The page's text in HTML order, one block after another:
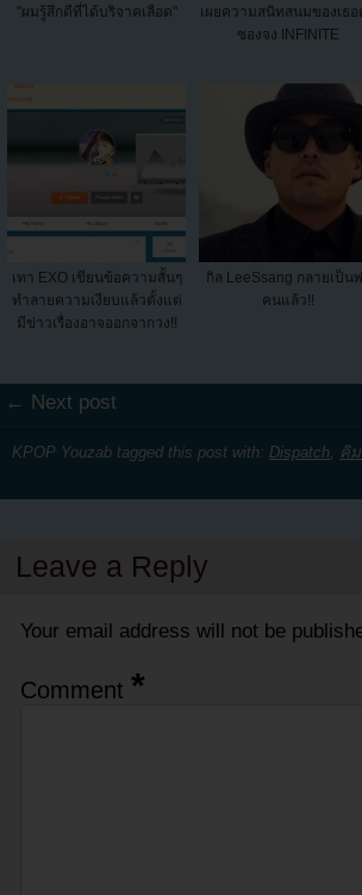
"ผมรู้สึกดีที่ได้บริจาคเลือด"
เผยความสนิทสนมของเธอ
ซองจง INFINITE
เทา EXO เขียนข้อความสั้นๆ
ทำลายความเงียบแล้วตั้งแต่
มีข่าวเรื่องอาจออกจากวง!!
กิล LeeSsang กลายเป็น
คนแล้ว!!
← Next post
KPOP Youzab tagged this post with: Dispatch คิ
Leave a Reply
Your email address will not be
Comment *